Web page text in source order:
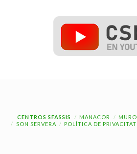
CENTROS SFASSIS MANACOR MURO
SON SERVERA
POLÍTICA DE PRIVACITAT